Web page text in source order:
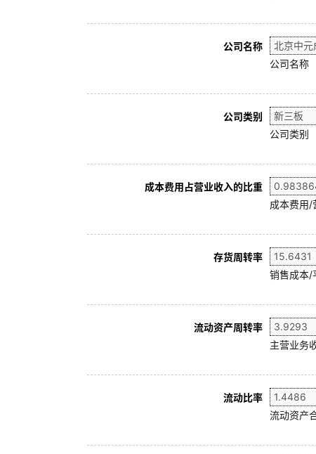
公司名称
公司名称
公司类别
公司类别
成本费用占营业收入的比重
成本费用/
存货周转率
销售成本/
流动资产周转率
主营业务
流动比率
流动资产